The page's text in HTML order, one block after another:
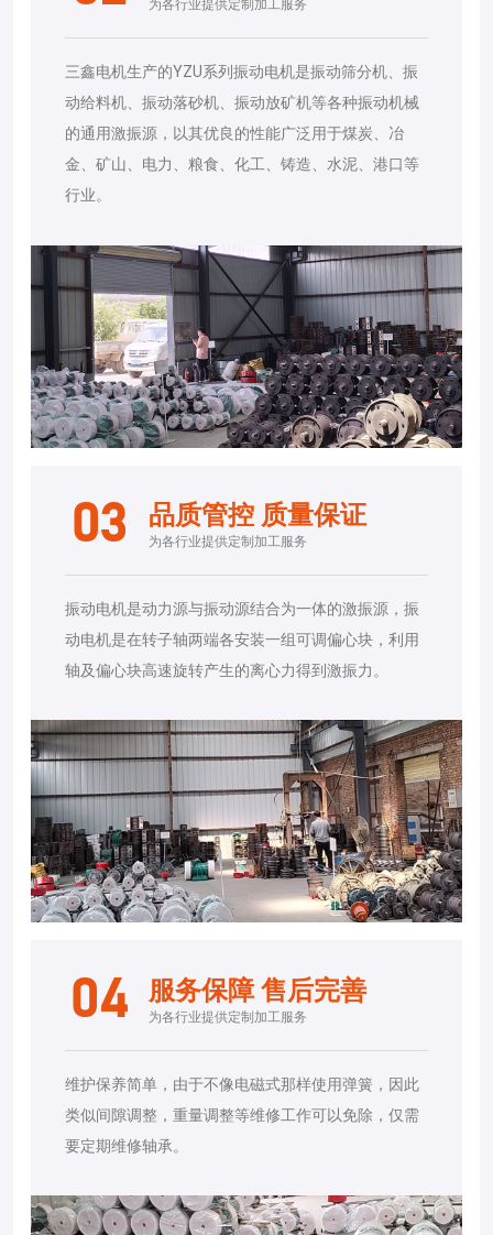
为各行业提供定制加工服务
三鑫电机生产的YZU系列振动电机是振动筛分机、振
动给料机、振动落砂机、振动放矿机等各种振动机械
的通用激振源，以其优良的性能广泛用于煤炭、冶
金、矿山、电力、粮食、化工、铸造、水泥、港口等
行业。
03 品质管控 质量保证
为各行业提供定制加工服务
振动电机是动力源与振动源结合为一体的激振源，振
动电机是在转子轴两端各安装一组可调偏心块，利用
轴及偏心块高速旋转产生的离心力得到激振力。
04 服务保障 售后完善
为各行业提供定制加工服务
维护保养简单，由于不像电磁式那样使用弹簧，因此
类似间隙调整，重量调整等维修工作可以免除，仅需
要定期维修轴承。